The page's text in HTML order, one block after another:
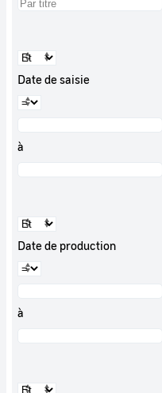
Date de saisie
à
Date de production
à